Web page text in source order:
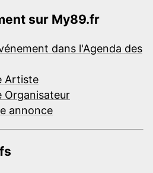
sur My89.fr
dans l'Agenda des
Artiste
Organisateur
annonce